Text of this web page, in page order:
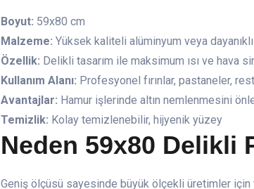
Boyut: 59x80 cm
Malzeme: Yüksek kaliteli alüminyum veya
Özellik: Delikli tasarım ile maksimum ısı ve hava
Kullanım Alanı: Profesyonel fırınlar, pastaneler,
Avantajlar: Hamur işlerinde altın nemlenmesini
Temizlik: Kolay temizlenebilir, hijyenik yüzey
Neden 59x80 Delikli
Geniş ölçüsü sayesinde büyük ölçekli üretimler için